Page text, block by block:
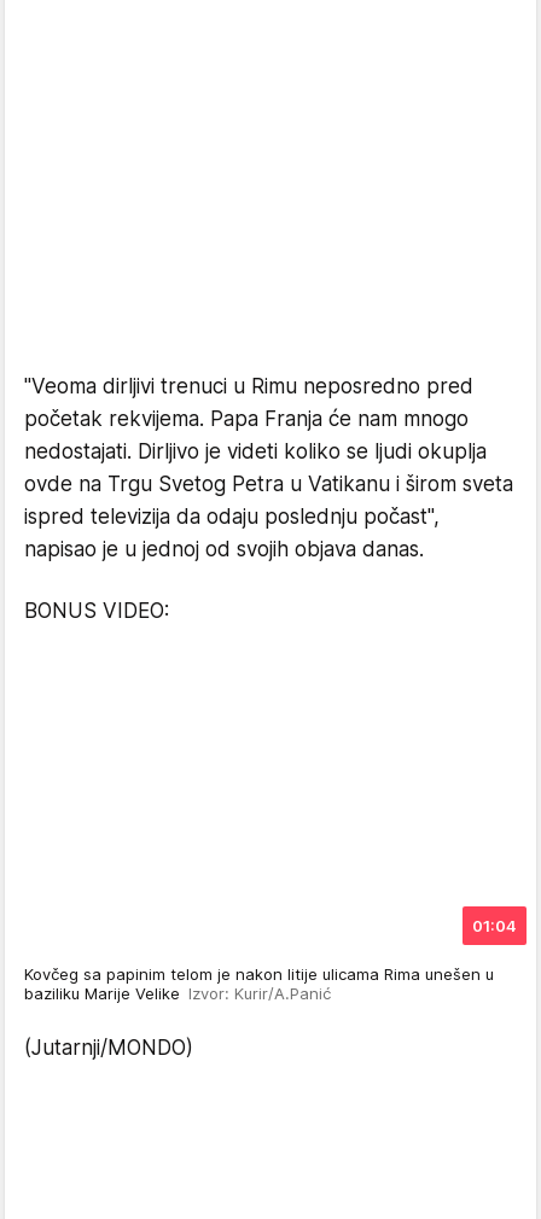
"Veoma dirljivi trenuci u Rimu neposredno pred
početak rekvijema. Papa Franja će nam mnogo
nedostajati. Dirljivo je videti koliko se ljudi okuplja
ovde na Trgu Svetog Petra u Vatikanu i širom sveta
ispred televizija da odaju poslednju počast",
napisao je u jednoj od svojih objava danas.
BONUS VIDEO:
01:04
Kovčeg sa papinim telom je nakon litije ulicama Rima unešen u
baziliku Marije Velike Izvor: Kurir/A.Panić
(Jutarnji/MONDO)